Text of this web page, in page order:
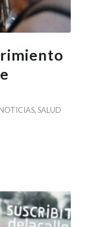
NOTICIAS,SALUD